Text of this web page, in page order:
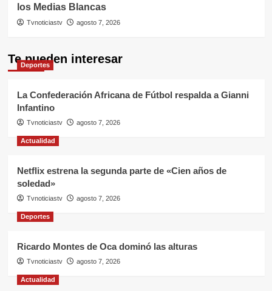
los Medias Blancas
Tvnoticiastv agosto 7, 2026
Te pueden interesar
Deportes
La Confederación Africana de Fútbol respalda a Gianni
Infantino
Tvnoticiastv agosto 7, 2026
Actualidad
Netflix estrena la segunda parte de «Cien años de
soledad»
Tvnoticiastv agosto 7, 2026
Deportes
Ricardo Montes de Oca dominó las alturas
Tvnoticiastv agosto 7, 2026
Actualidad